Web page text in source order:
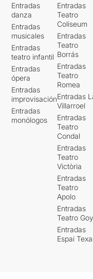
Entradas
danza
Entradas
musicales
Entradas
teatro infantil
Entradas
ópera
Entradas
improvisación
Entradas
monólogos
Entradas
Teatro
Coliseum
Entradas
Teatro
Borrás
Entradas
Teatro
Romea
Entradas
Villarroel
Entradas
Teatro
Condal
Entradas
Teatro
Victòria
Entradas
Teatro
Apolo
Entradas
Teatro
Entradas
Espai